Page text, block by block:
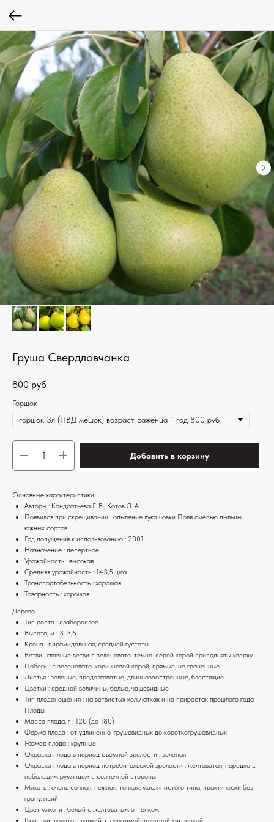
Груша Свердловчанка
800 руб
Горшок
Добавить в корзину
Основные характеристики
Авторы : Кондратьева Г. В., Котов Л. А.
Появился при скрещивании : опыление лукашовки Поля смесью пыльцы
южных сортов
Год допущения к использованию : 2001
Назначение : десертное
Урожайность : высокая
Средняя урожайность : 143,5 ц/га
Транспортабельность : хорошая
Товарность : хорошая
Дерево
Тип роста : слаборослое
Высота, м : 3-3,5
Крона : пирамидальная, средней густоты
Ветви : главные ветви с зеленовато-темно-серой корой приподняты кверху
Побеги : с зеленовато-коричневой корой, прямые, не граненные
Листья : зеленые, продолговатые, длиннозаостренные, блестящие
Цветки : средней величины, белые, чашевидные
Тип плодоношения : на ветвистых кольчатках и на приростах прошлого года
Плоды
Масса плода, г : 120 (до 180)
Форма плода : от удлиненно-грушевидных до короткогрушевидных
Размер плода : крупные
Окраска плода в период съемной зрелости : зеленая
Окраска плода в период потребительской зрелости : желтоватая, нередко с
небольшим румянцем с солнечной стороны
Мякоть : очень сочная, нежная, тонкая, маслянистого типа, практически без
грануляций
Цвет мякоти : белый с желтоватым оттенком
Вкус : кисловато-сладкий, с ощутимой приятной кислинкой